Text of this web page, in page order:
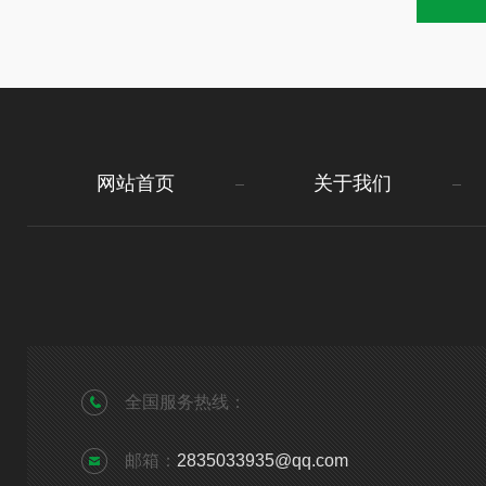
网站首页 关于我们
全国服务热线：
邮箱： 2835033935@qq.com